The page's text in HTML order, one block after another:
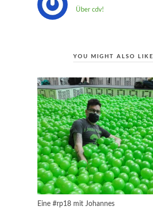
Über cdv!
YOU MIGHT ALSO LIKE
Eine #rp18 mit Johannes